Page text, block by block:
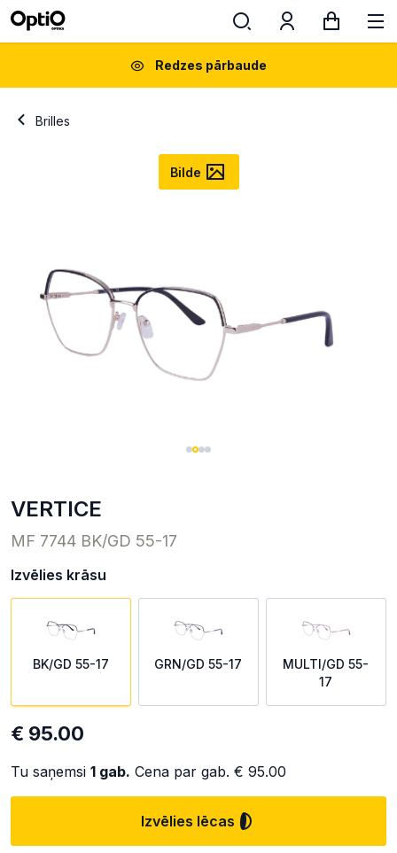
Redzes pārbaude
Brilles
Bilde
VERTICE
MF 7744 BK/GD 55-17
Izvēlies krāsu
BK/GD 55-17 GRN/GD 55-17
MULTI/GD 55-
17
€ 95.00
Tu saņemsi 1 gab. Cena par gab. € 95.00
Izvēlies lēcas